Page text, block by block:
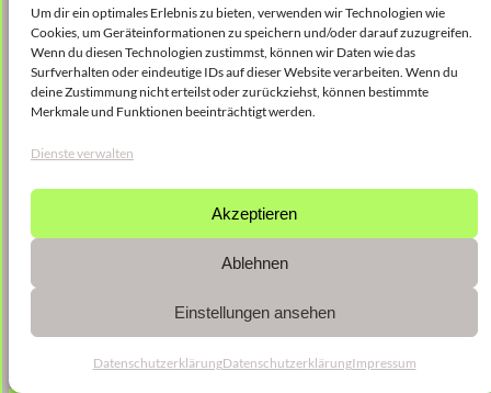
Um dir ein optimales Erlebnis zu bieten, verwenden wir Technologien wie
Cookies, um Geräteinformationen zu speichern und/oder darauf zuzugreifen.
Wenn du diesen Technologien zustimmst, können wir Daten wie das
Surfverhalten oder eindeutige IDs auf dieser Website verarbeiten. Wenn du
deine Zustimmung nicht erteilst oder zurückziehst, können bestimmte
Merkmale und Funktionen beeinträchtigt werden.
Dienste verwalten
Akzeptieren
Ablehnen
Einstellungen ansehen
DatenschutzerklärungDatenschutzerklärungImpressum